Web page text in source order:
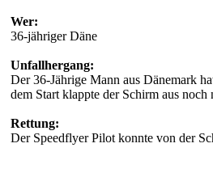
Wer:
36-jähriger Däne
Unfallhergang:
Der 36-Jährige Mann aus Dänemark
dem Start klappte der Schirm aus
Rettung:
Der Speedflyer Pilot konnte von der